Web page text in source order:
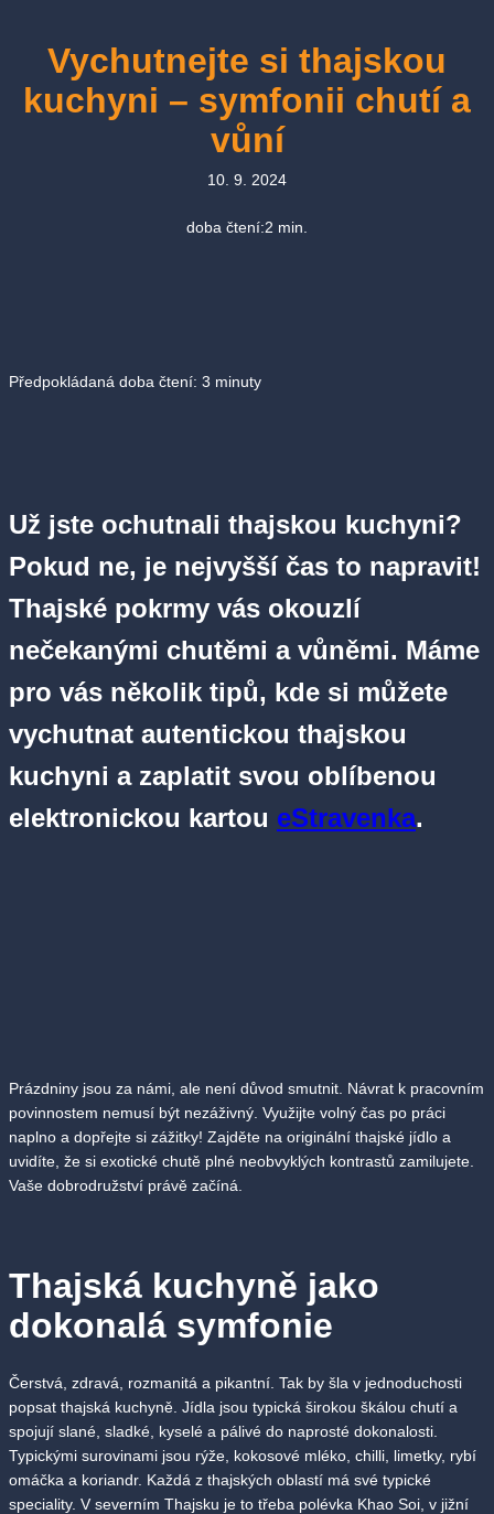
Vychutnejte si thajskou
kuchyni – symfonii chutí a
vůní
10. 9. 2024
doba čtení:2 min.
Předpokládaná doba čtení: 3 minuty
Už jste ochutnali thajskou kuchyni?
Pokud ne, je nejvyšší čas to napravit!
Thajské pokrmy vás okouzlí
nečekanými chutěmi a vůněmi. Máme
pro vás několik tipů, kde si můžete
vychutnat autentickou thajskou
kuchyni a zaplatit svou oblíbenou
elektronickou kartou eStravenka.
Prázdniny jsou za námi, ale není důvod smutnit. Návrat k pracovním
povinnostem nemusí být nezáživný. Využijte volný čas po práci
naplno a dopřejte si zážitky! Zajděte na originální thajské jídlo a
uvidíte, že si exotické chutě plné neobvyklých kontrastů zamilujete.
Vaše dobrodružství právě začíná.
Thajská kuchyně jako
dokonalá symfonie
Čerstvá, zdravá, rozmanitá a pikantní. Tak by šla v jednoduchosti
popsat thajská kuchyně. Jídla jsou typická širokou škálou chutí a
spojují slané, sladké, kyselé a pálivé do naprosté dokonalosti.
Typickými surovinami jsou rýže, kokosové mléko, chilli, limetky, rybí
omáčka a koriandr. Každá z thajských oblastí má své typické
speciality. V severním Thajsku je to třeba polévka Khao Soi, v jižní